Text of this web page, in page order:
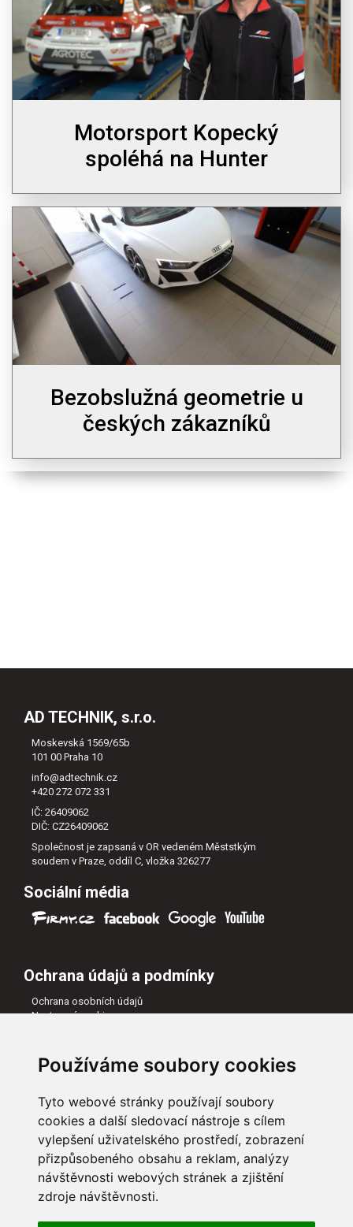
Používáme soubory cookies
Tyto webové stránky používají soubory
cookies a další sledovací nástroje s cílem
vylepšení uživatelského prostředí, zobrazení
přizpůsobeného obsahu a reklam, analýzy
návštěvnosti webových stránek a zjištění
zdroje návštěvnosti.
Motorsport Kopecký
spoléhá na Hunter
Bezobslužná geometrie u
českých zákazníků
AD TECHNIK, s.r.o.
Moskevská 1569/65b
101 00 Praha 10
info@adtechnik.cz
+420 272 072 331
IČ: 26409062
DIČ: CZ26409062
Společnost je zapsaná v OR vedeném Měststkým
soudem v Praze, oddíl C, vložka 326277
Sociální média
Ochrana údajů a podmínky
Ochrana osobních údajů
Nastavení cookies
Naši partneři